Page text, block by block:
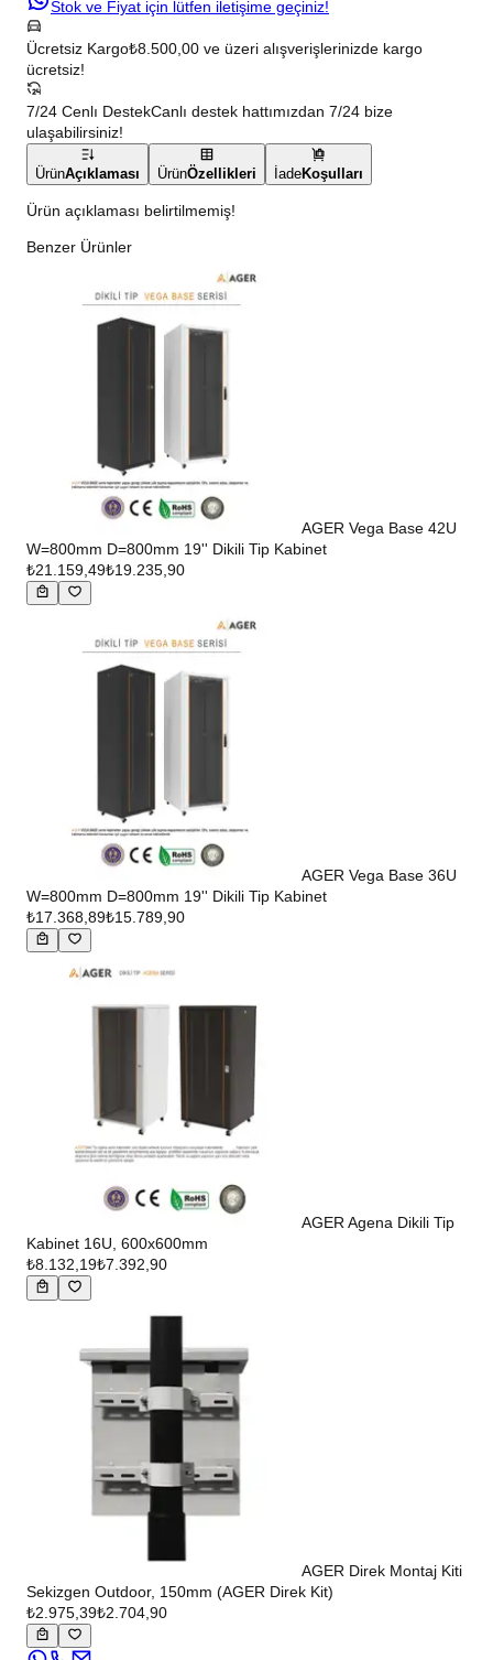
Stok ve Fiyat için lütfen iletişime geçiniz!
Ücretsiz Kargo₺8.500,00 ve üzeri alışverişlerinizde kargo
ücretsiz!
7/24 Cenlı DestekCanlı destek hattımızdan 7/24 bize
ulaşabilirsiniz!
ÜrünAçıklaması ÜrünÖzellikleri İadeKoşulları
Ürün açıklaması belirtilmemiş!
Benzer Ürünler
AGER Vega Base 42U
W=800mm D=800mm 19'' Dikili Tip Kabinet
₺21.159,49₺19.235,90
AGER Vega Base 36U
W=800mm D=800mm 19'' Dikili Tip Kabinet
₺17.368,89₺15.789,90
AGER Agena Dikili Tip
Kabinet 16U, 600x600mm
₺8.132,19₺7.392,90
AGER Direk Montaj Kiti
Sekizgen Outdoor, 150mm (AGER Direk Kit)
₺2.975,39₺2.704,90